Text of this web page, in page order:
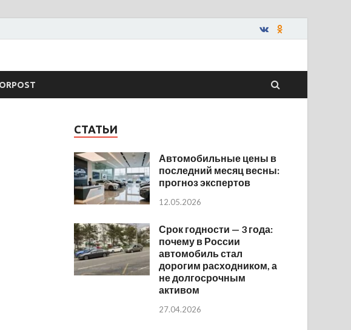
СТАТЬИ
Автомобильные цены в
последний месяц весны:
прогноз экспертов
12.05.2026
Срок годности — 3 года:
почему в России
автомобиль стал
дорогим расходником, а
не долгосрочным
активом
27.04.2026